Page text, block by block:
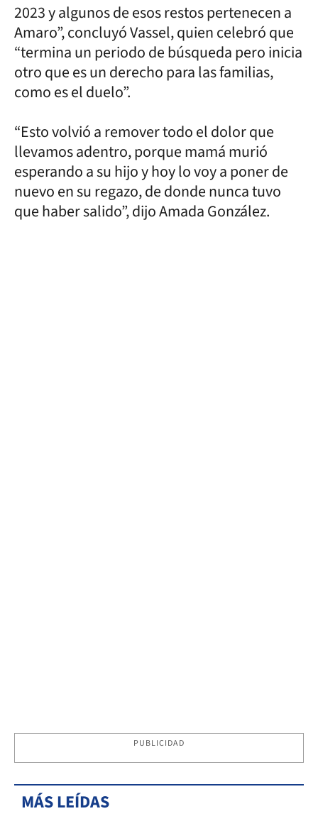
2023 y algunos de esos restos pertenecen a
Amaro”, concluyó Vassel, quien celebró que
“termina un periodo de búsqueda pero inicia
otro que es un derecho para las familias,
como es el duelo”.
“Esto volvió a remover todo el dolor que
llevamos adentro, porque mamá murió
esperando a su hijo y hoy lo voy a poner de
nuevo en su regazo, de donde nunca tuvo
que haber salido”, dijo Amada González.
PUBLICIDAD
MÁS LEÍDAS